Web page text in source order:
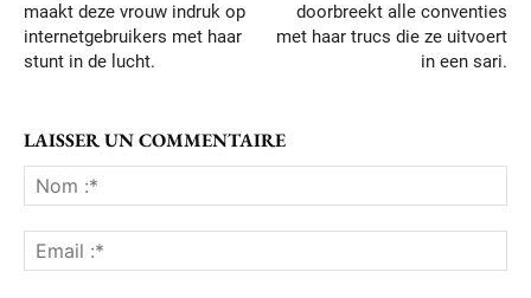
maakt deze vrouw indruk op
internetgebruikers met haar
stunt in de lucht.
doorbreekt alle conventies
met haar trucs die ze uitvoert
in een sari.
LAISSER UN COMMENTAIRE
:*
:*